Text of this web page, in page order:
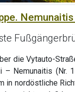
die Vytauto-
– Nemunaitis (Nr.
in nordöstliche